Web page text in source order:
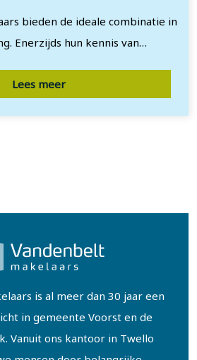
bieden de ideale combinatie in
Enerzijds hun kennis van…
Lees meer
is al meer dan 30 jaar een
in gemeente Voorst en de
Vanuit ons kantoor in Twello